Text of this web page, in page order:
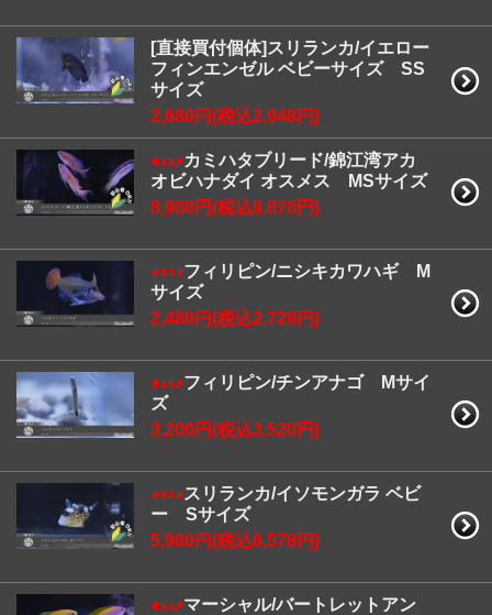
[直接買付個体]スリランカ/イエロー
フィンエンゼル ベビーサイズ SS
サイズ
2,680円(税込2,948円)
カミハタブリード/錦江湾アカ
オビハナダイ オスメス MSサイズ
8,980円(税込9,878円)
フィリピン/ニシキカワハギ M
サイズ
2,480円(税込2,728円)
フィリピン/チンアナゴ Mサイ
ズ
3,200円(税込3,520円)
スリランカ/イソモンガラ ベビ
ー Sサイズ
5,980円(税込6,578円)
マーシャル/バートレットアン